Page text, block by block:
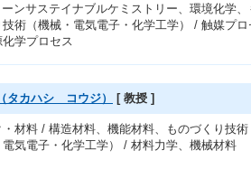
ンサステイナブルケミストリー、環境化学、
術（機械・電気電子・化学工学） / 触媒プロ
学プロセス
カハシ コウジ） [ 教授 ]
材料 / 構造材料、機能材料、ものづくり技術
電気電子・化学工学） / 材料力学、機械材料